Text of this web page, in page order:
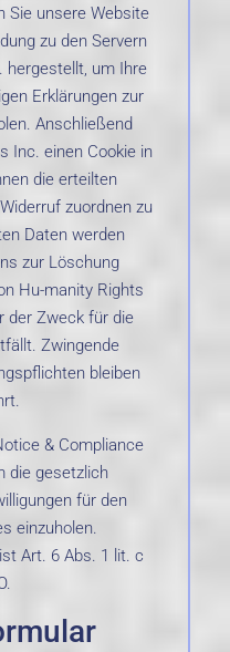
Sie unsere Website
zu den Servern
hergestellt, um Ihre
Erklärungen zur
Anschließend
Inc. einen Cookie in
die erteilten
zuordnen zu
Daten werden
zur Löschung
Hu-manity Rights
der Zweck für die
Zwingende
bleiben
& Compliance
die gesetzlich
für den
einzuholen.
Art. 6 Abs. 1 lit. c